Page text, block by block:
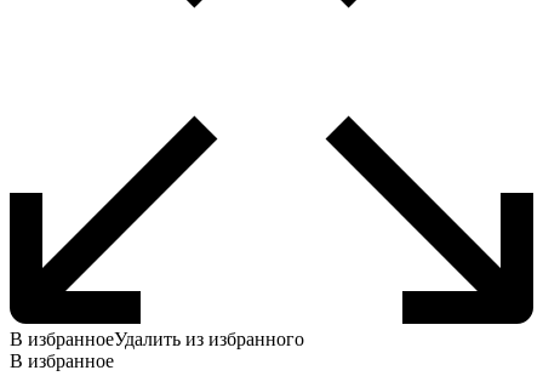
В избранноеУдалить из избранного
В избранное